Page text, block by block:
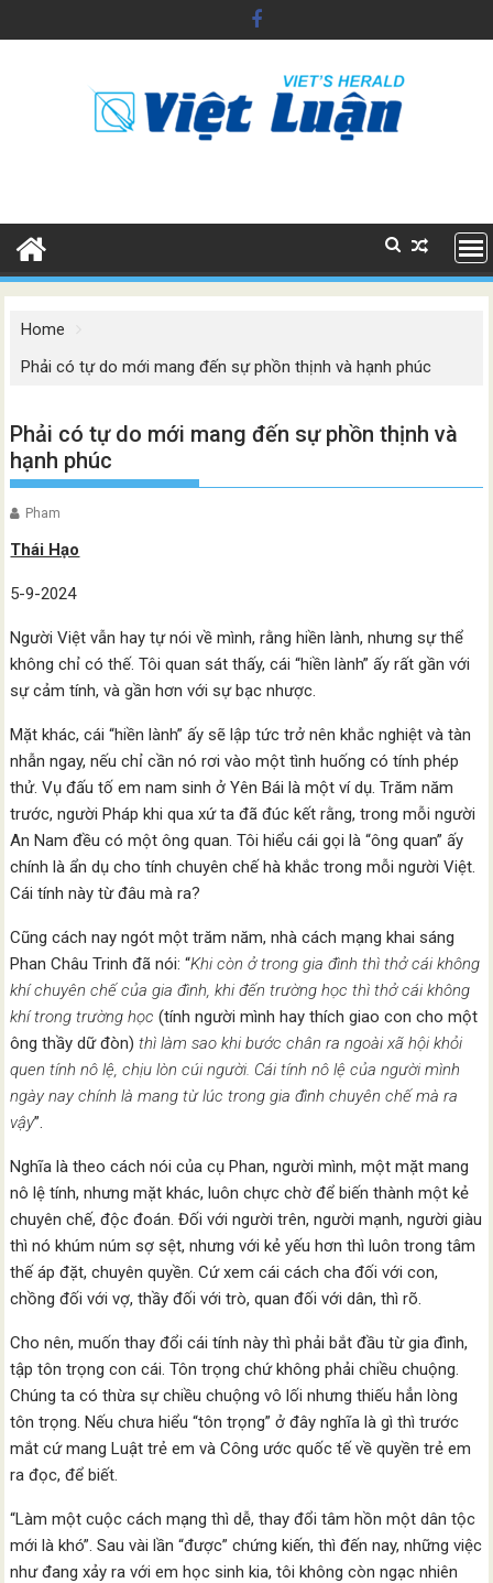
to
Home
Phải có tự do mới mang đến sự phồn thịnh và hạnh phúc
Phải có tự do mới mang đến sự phồn thịnh và
hạnh phúc
Pham
Thái Hạo
5-9-2024
Người Việt vẫn hay tự nói về mình, rằng hiền lành, nhưng sự thể
không chỉ có thế. Tôi quan sát thấy, cái “hiền lành” ấy rất gần với
sự cảm tính, và gần hơn với sự bạc nhược.
Mặt khác, cái “hiền lành” ấy sẽ lập tức trở nên khắc nghiệt và tàn
nhẫn ngay, nếu chỉ cần nó rơi vào một tình huống có tính phép
thử. Vụ đấu tố em nam sinh ở Yên Bái là một ví dụ. Trăm năm
trước, người Pháp khi qua xứ ta đã đúc kết rằng, trong mỗi người
An Nam đều có một ông quan. Tôi hiểu cái gọi là “ông quan” ấy
chính là ẩn dụ cho tính chuyên chế hà khắc trong mỗi người Việt.
Cái tính này từ đâu mà ra?
Cũng cách nay ngót một trăm năm, nhà cách mạng khai sáng
Phan Châu Trinh đã nói: “Khi còn ở trong gia đình thì thở cái không
khí chuyên chế của gia đình, khi đến trường học thì thở cái không
khí trong trường học (tính người mình hay thích giao con cho một
ông thầy dữ đòn)thì làm sao khi bước chân ra ngoài xã hội khỏi
quen tính nô lệ, chịu lòn cúi người. Cái tính nô lệ của người mình
ngày nay chính là mang từ lúc trong gia đình chuyên chế mà ra
vậy”.
Nghĩa là theo cách nói của cụ Phan, người mình, một mặt mang
nô lệ tính, nhưng mặt khác, luôn chực chờ để biến thành một kẻ
chuyên chế, độc đoán. Đối với người trên, người mạnh, người giàu
thì nó khúm núm sợ sệt, nhưng với kẻ yếu hơn thì luôn trong tâm
thế áp đặt, chuyên quyền. Cứ xem cái cách cha đối với con,
chồng đối với vợ, thầy đối với trò, quan đối với dân, thì rõ.
Cho nên, muốn thay đổi cái tính này thì phải bắt đầu từ gia đình,
tập tôn trọng con cái. Tôn trọng chứ không phải chiều chuộng.
Chúng ta có thừa sự chiều chuộng vô lối nhưng thiếu hẳn lòng
tôn trọng. Nếu chưa hiểu “tôn trọng” ở đây nghĩa là gì thì trước
mắt cứ mang Luật trẻ em và Công ước quốc tế về quyền trẻ em
ra đọc, để biết.
“Làm một cuộc cách mạng thì dễ, thay đổi tâm hồn một dân tộc
mới là khó”. Sau vài lần “được” chứng kiến, thì đến nay, những việc
như đang xảy ra với em học sinh kia, tôi không còn ngạc nhiên